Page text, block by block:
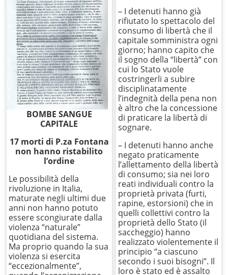
BOMBE SANGUE
CAPITALE
17 morti di P.za Fontana
non hanno ristabilito
l’ordine
Le possibilità della
rivoluzione in Italia,
maturate negli ultimi due
anni non hanno potuto
essere scongiurate dalla
violenza “naturale”
quotidiana del sistema.
Ma proprio quando la sua
violenza si esercita
“eccezionalmente”,
– I detenuti hanno già
rifiutato lo spettacolo del
consumo di libertà che il
capitale somministra ogni
giorno; hanno capito che
il sogno della “libertà” con
cui lo Stato vuole
costringerli a subire
disciplinatamente
l’indegnità della pena non
è altro che la concessione
di praticare la libertà di
sognare.
– I detenuti hanno anche
negato praticamente
l’allettamento della libertà
di consumo; sia nei loro
reati individuali contro la
proprietà privata (furti,
rapine, estorsioni) che in
quelli collettivi contro la
proprietà dello Stato (il
saccheggio) hanno
realizzato violentemente il
principio “a ciascuno
secondo i suoi bisogni”. Il
loro è stato ed è assalto